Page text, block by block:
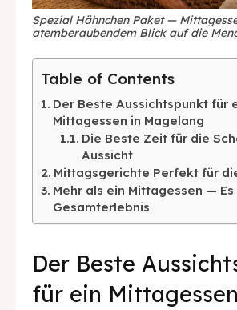
Spezial Hähnchen Paket —
atemberaubendem Blick auf die
Table of Contents
Der Beste Aussichtspunkt für
Mittagessen in Magelang
Die Beste Zeit für die
Aussicht
Mittagsgerichte Perfekt für
Mehr als ein Mittagessen — Es
Gesamterlebnis
Der Beste
für ein